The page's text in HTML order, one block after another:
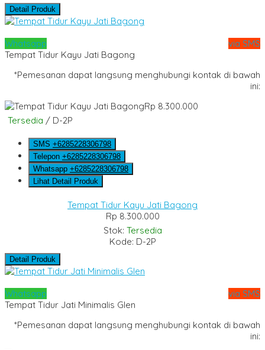
Detail Produk
Whatsapp
via SMS
Tempat Tidur Kayu Jati Bagong
*Pemesanan dapat langsung menghubungi kontak di bawah
ini:
Rp 8.300.000
Tersedia / D-2P
SMS +6285228306798
Telepon +6285228306798
Whatsapp +6285228306798
Lihat Detail Produk
Tempat Tidur Kayu Jati Bagong
Rp 8.300.000
Stok: Tersedia
Kode: D-2P
Detail Produk
Whatsapp
via SMS
Tempat Tidur Jati Minimalis Glen
*Pemesanan dapat langsung menghubungi kontak di bawah
ini: